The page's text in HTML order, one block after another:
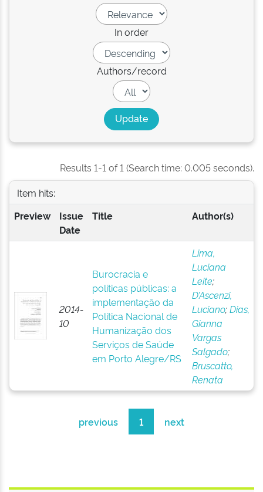
In order
Authors/record
Results 1-1 of 1 (Search time: 0.005 seconds).
Item hits:
Preview
Issue
Date
Title Author(s)
2014-
10
Burocracia e
políticas públicas: a
implementação da
Política Nacional de
Humanização dos
Serviços de Saúde
em Porto Alegre/RS
Lima,
Luciana
Leite;
D’Ascenzi,
Luciano;Dias,
Gianna
Vargas
Salgado;
Bruscatto,
Renata
previous 1 next